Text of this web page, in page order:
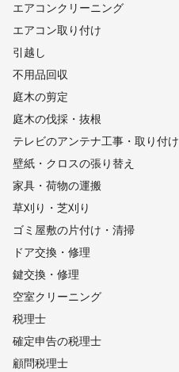
エアコンクリーニング
エアコン取り付け
引越し
不用品回収
庭木の剪定
庭木の伐採・抜根
テレビのアンテナ工事・取り付け
壁紙・クロスの張り替え
家具・荷物の運搬
草刈り・芝刈り
ゴミ屋敷の片付け・清掃
ドア交換・修理
鍵交換・修理
空室クリーニング
税理士
確定申告の税理士
顧問税理士